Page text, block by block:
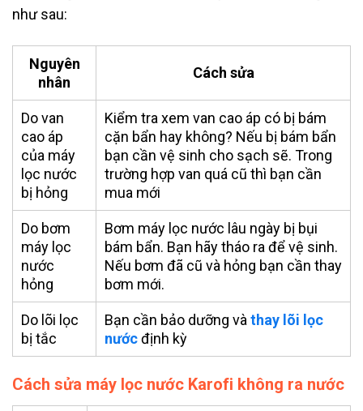
như sau:
Nguyên
nhân
Cách sửa
Do van
cao áp
của máy
lọc nước
bị hỏng
Kiểm tra xem van cao áp có bị bám
cặn bẩn hay không? Nếu bị bám bẩn
bạn cần vệ sinh cho sạch sẽ. Trong
trường hợp van quá cũ thì bạn cần
mua mới
Do bơm
máy lọc
nước
hỏng
Bơm máy lọc nước lâu ngày bị bụi
bám bẩn. Bạn hãy tháo ra để vệ sinh.
Nếu bơm đã cũ và hỏng bạn cần thay
bơm mới.
Do lõi lọc
bị tắc
Bạn cần bảo dưỡng và thay lõi lọc
nướcđịnh kỳ
Cách sửa máy lọc nước Karofi không ra nước